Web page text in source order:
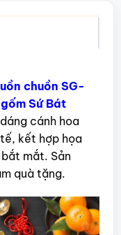
chuồn SG-
gốm Sứ Bát
cánh hoa
kết hợp họa
mắt. Sản
quà tặng.